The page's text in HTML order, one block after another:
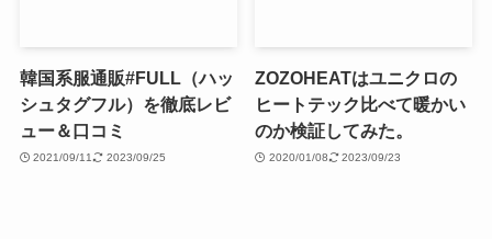
韓国系服通販#FULL（ハッ
シュタグフル）を徹底レビ
ュー＆口コミ
2021/09/11 2023/09/25
ZOZOHEATはユニクロの
ヒートテック比べて暖かい
のか検証してみた。
2020/01/08 2023/09/23